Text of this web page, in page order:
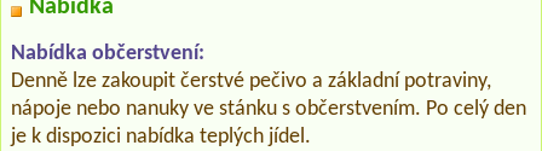
Nabídka
Nabídka občerstvení:
Denně lze zakoupit čerstvé pečivo a základní potraviny,
nápoje nebo nanuky ve stánku s občerstvením. Po celý den
je k dispozici nabídka teplých jídel.